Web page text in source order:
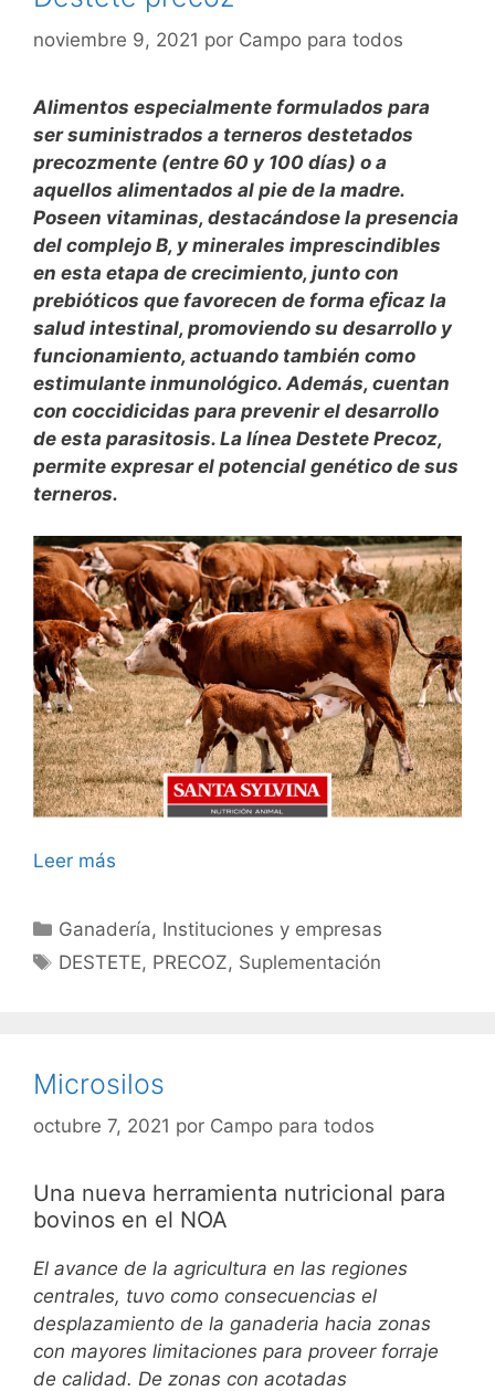
noviembre 9, 2021 por Campo para todos
Alimentos especialmente formulados para
ser suministrados a terneros destetados
precozmente (entre 60 y 100 días) o a
aquellos alimentados al pie de la madre.
Poseen vitaminas, destacándose la presencia
del complejo B, y minerales imprescindibles
en esta etapa de crecimiento, junto con
prebióticos que favorecen de forma eﬁcaz la
salud intestinal, promoviendo su desarrollo y
funcionamiento, actuando también como
estimulante inmunológico. Además, cuentan
con coccidicidas para prevenir el desarrollo
de esta parasitosis. La línea Destete Precoz,
permite expresar el potencial genético de sus
terneros.
Leer más
Categorías
Ganadería, Instituciones y empresas
Etiquetas
DESTETE, PRECOZ, Suplementación
Microsilos
octubre 7, 2021 por Campo para todos
Una nueva herramienta nutricional para
bovinos en el NOA
El avance de la agricultura en las regiones
centrales, tuvo como consecuencias el
desplazamiento de la ganaderia hacia zonas
con mayores limitaciones para proveer forraje
de calidad. De zonas con acotadas